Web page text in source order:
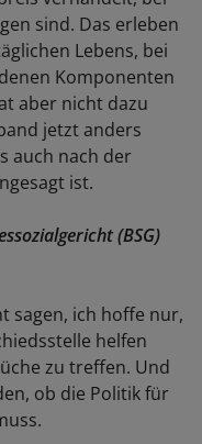
sind. Das erleben
Lebens, bei
Komponenten
aber nicht dazu
jetzt anders
auch nach der
ist.
(BSG)
sagen, ich hoffe nur,
helfen
zu treffen. Und
ob die Politik für